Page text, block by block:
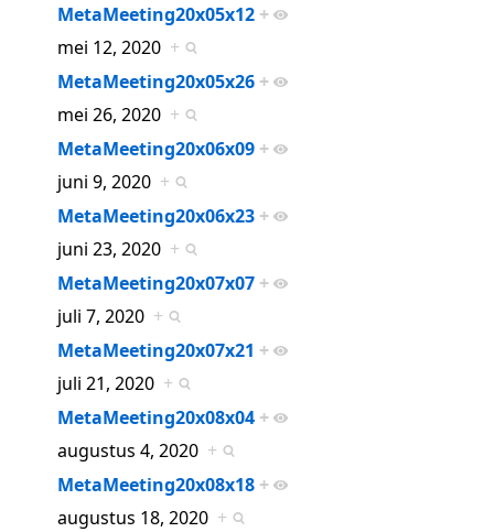
MetaMeeting20x05x12 +
mei 12, 2020 +
MetaMeeting20x05x26 +
mei 26, 2020 +
MetaMeeting20x06x09 +
juni 9, 2020 +
MetaMeeting20x06x23 +
juni 23, 2020 +
MetaMeeting20x07x07 +
juli 7, 2020 +
MetaMeeting20x07x21 +
juli 21, 2020 +
MetaMeeting20x08x04 +
augustus 4, 2020 +
MetaMeeting20x08x18 +
augustus 18, 2020 +